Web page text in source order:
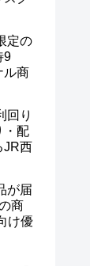
定の
9
ル商
回り
・配
JR西
が届
商
け優